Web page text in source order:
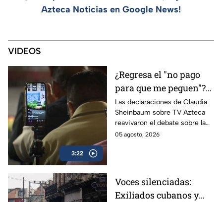
Azteca Noticias en Google News!
VIDEOS
3:22
¿Regresa el "no pago
para que me peguen"?
Reviven frase de López
Portillo tras dichos del
gobierno de México
Las declaraciones de Claudia
Sheinbaum sobre TV Azteca
reavivaron el debate sobre la
publicidad oficial y recordaron
05 agosto, 2026
Voces silenciadas:
Exiliados cubanos y